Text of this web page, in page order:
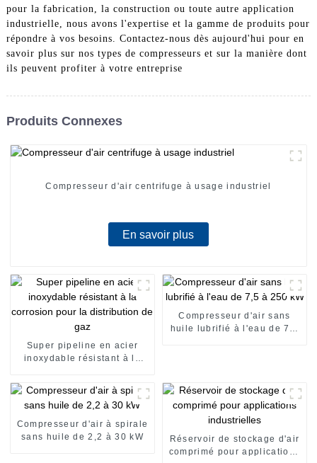
pour la fabrication, la construction ou toute autre application
industrielle, nous avons l'expertise et la gamme de produits pour
répondre à vos besoins. Contactez-nous dès aujourd'hui pour en
savoir plus sur nos types de compresseurs et sur la manière dont
ils peuvent profiter à votre entreprise
Produits Connexes
Compresseur d'air centrifuge à usage industriel
En savoir plus
Super pipeline en acier
inoxydable résistant à la
Compresseur d'air sans
huile lubrifié à l'eau de 7,5
Compresseur d'air à spirale
sans huile de 2,2 à 30 kW
Réservoir de stockage d'air
comprimé pour applications